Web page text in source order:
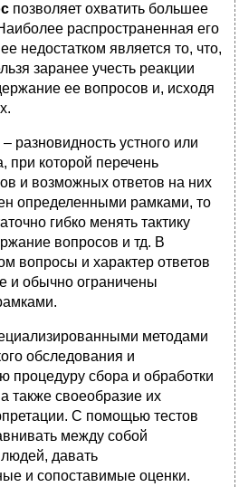
позволяет охватить большее
распространенная его
недостатком является то, что,
заранее учесть реакции
ее вопросов и, исходя
– разновидность устного или
при которой перечень
и возможных ответов на них
определенными рамками, то
гибко менять тактику
вопросов и тд. В
вопросы и характер ответов
и обычно ограничены
методами
обследования и
процедуру сбора и обработки
также своеобразие их
С помощью тестов
между собой
давать
и сопоставимые оценки.